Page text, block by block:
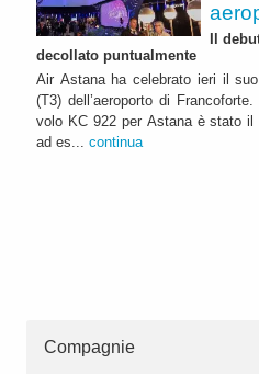
Il
decollato puntualmente
Air Astana ha celebrato ieri il
(T3) dell’aeroporto di
volo KC 922 per Astana è stato il
ad es... continua
Compagnie